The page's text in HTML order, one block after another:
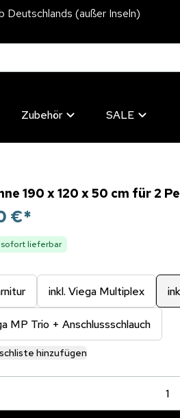
Deutschlands (außer Inseln)
Zubehör SALE
190 x 120 x 50 cm für 2
€*
lieferbar
inkl. Viega Multiplex
MP Trio + Anschlussschlauch
hinzufügen